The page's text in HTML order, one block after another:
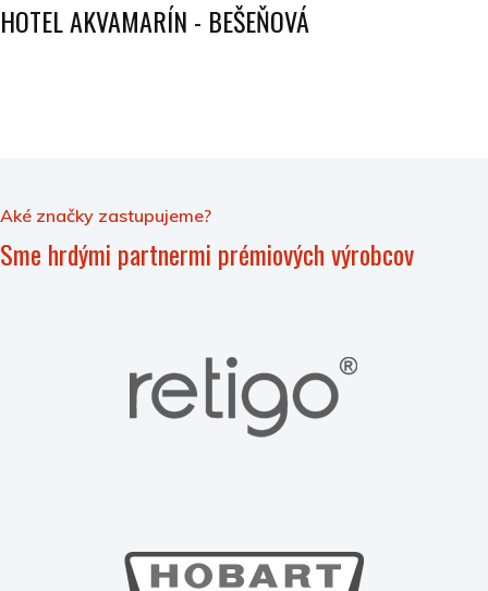
HOTEL AKVAMARÍN - BEŠEŇOVÁ
Aké značky zastupujeme?
Sme hrdými partnermi prémiových výrobcov